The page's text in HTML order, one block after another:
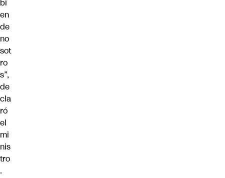
bi
en
de
no
sot
ro
s”,
de
cla
ró
el
mi
nis
tro
.